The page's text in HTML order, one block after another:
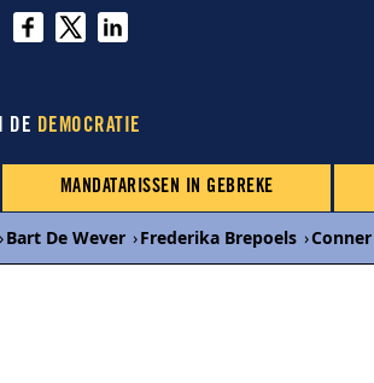
DE DEMOCRATIE
MANDATARISSEN IN GEBREKE
›Bart De Wever ›Frederika Brepoels ›